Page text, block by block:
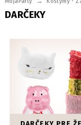
DARČEKY